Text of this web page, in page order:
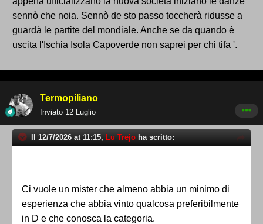
sennò che noia. Sennò de sto passo toccherà ridusse a
guardà le partite del mondiale. Anche se da quando è
uscita l'Ischia Isola Capoverde non saprei per chi tifa '.
Termopiliano
Inviato 12 Luglio
Il 12/7/2026 at 11:15, Lu Trejo ha scritto:
Ci vuole un mister che almeno abbia un minimo di
esperienza che abbia vinto qualcosa preferibilmente
in D e che conosca la categoria.